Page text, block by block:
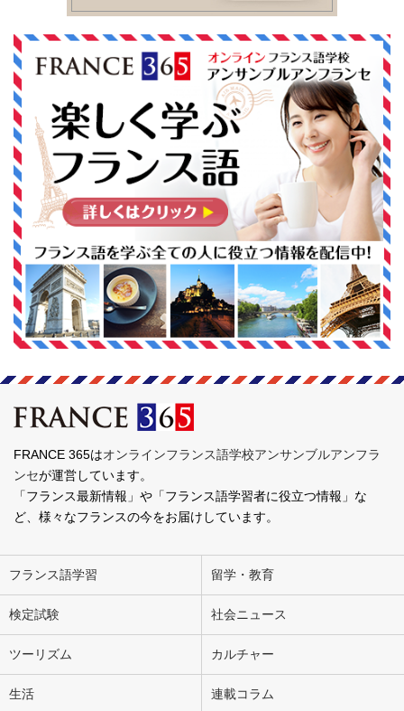
FRANCE 365はオンラインフランス語学校アンサンブルアンフラ
ンセが運営しています。
「フランス最新情報」や「フランス語学習者に役立つ情報」な
ど、様々なフランスの今をお届けしています。
フランス語学習 留学・教育
検定試験 社会ニュース
ツーリズム カルチャー
生活 連載コラム